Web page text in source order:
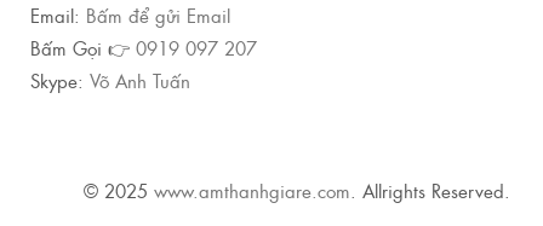
Email: Bấm để gửi Email
Bấm Gọi 👉 0919 097 207
Skype: Võ Anh Tuấn
© 2025 www.amthanhgiare.com. Allrights Reserved.